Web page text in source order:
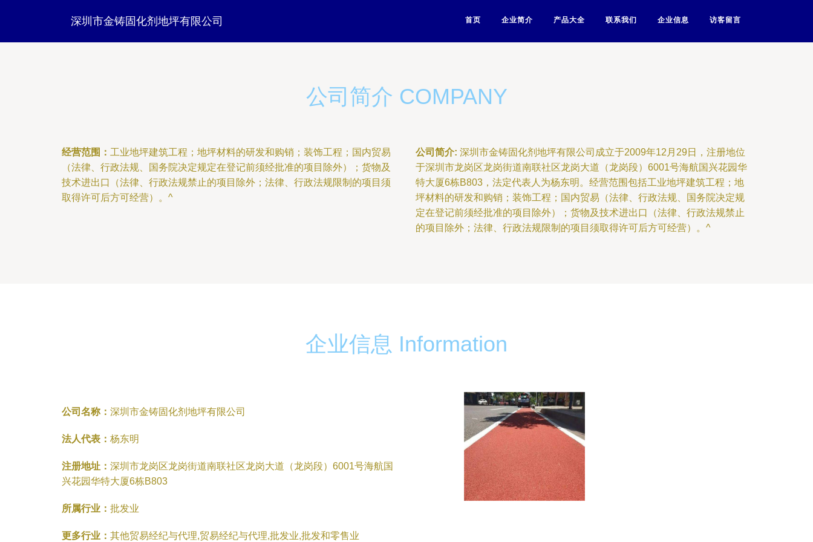
深圳市金铸固化剂地坪有限公司 首页 企业简介 产品大全 联系我们 企业信息 访客留言
公司简介 COMPANY
经营范围： 工业地坪建筑工程；地坪材料的研发和购销；装饰工程；国内贸易
（法律、行政法规、国务院决定规定在登记前须经批准的项目除外）；货物及
技术进出口（法律、行政法规禁止的项目除外；法律、行政法规限制的项目须
取得许可后方可经营）。^
公司简介: 深圳市金铸固化剂地坪有限公司成立于2009年12月29日，注册地位
于深圳市龙岗区龙岗街道南联社区龙岗大道（龙岗段）6001号海航国兴花园华
特大厦6栋B803，法定代表人为杨东明。经营范围包括工业地坪建筑工程；地
坪材料的研发和购销；装饰工程；国内贸易（法律、行政法规、国务院决定规
定在登记前须经批准的项目除外）；货物及技术进出口（法律、行政法规禁止
的项目除外；法律、行政法规限制的项目须取得许可后方可经营）。^
企业信息 Information
公司名称： 深圳市金铸固化剂地坪有限公司
法人代表： 杨东明
注册地址： 深圳市龙岗区龙岗街道南联社区龙岗大道（龙岗段）6001号海航国
兴花园华特大厦6栋B803
所属行业： 批发业
更多行业： 其他贸易经纪与代理,贸易经纪与代理,批发业,批发和零售业